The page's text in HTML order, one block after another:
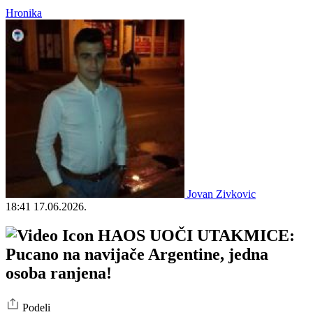
Hronika
Jovan Zivkovic
18:41 17.06.2026.
HAOS UOČI UTAKMICE:
Pucano na navijače Argentine, jedna
osoba ranjena!
Podeli